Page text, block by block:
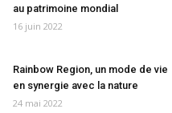
au patrimoine mondial
16 juin 2022
Rainbow Region, un mode de vie
en synergie avec la nature
24 mai 2022